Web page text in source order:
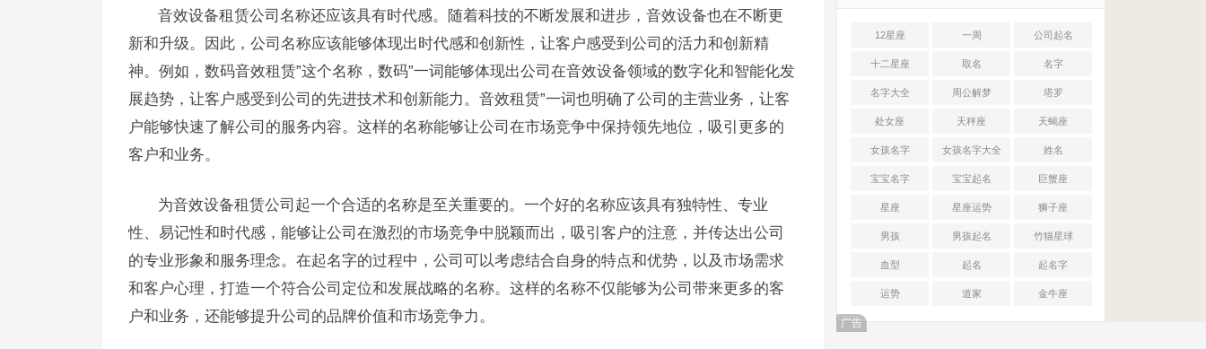
音效设备租赁公司名称还应该具有时代感。随着科技的不断发展和进步，音效设备也在不断更
新和升级。因此，公司名称应该能够体现出时代感和创新性，让客户感受到公司的活力和创新精
神。例如，数码音效租赁”这个名称，数码”一词能够体现出公司在音效设备领域的数字化和智能化发
展趋势，让客户感受到公司的先进技术和创新能力。音效租赁”一词也明确了公司的主营业务，让客
户能够快速了解公司的服务内容。这样的名称能够让公司在市场竞争中保持领先地位，吸引更多的
客户和业务。
为音效设备租赁公司起一个合适的名称是至关重要的。一个好的名称应该具有独特性、专业
性、易记性和时代感，能够让公司在激烈的市场竞争中脱颖而出，吸引客户的注意，并传达出公司
的专业形象和服务理念。在起名字的过程中，公司可以考虑结合自身的特点和优势，以及市场需求
和客户心理，打造一个符合公司定位和发展战略的名称。这样的名称不仅能够为公司带来更多的客
户和业务，还能够提升公司的品牌价值和市场竞争力。
12星座 一周 公司起名
十二星座 取名 名字
名字大全 周公解梦 塔罗
处女座 天秤座 天蝎座
女孩名字 女孩名字大全 姓名
宝宝名字 宝宝起名 巨蟹座
星座 星座运势 狮子座
男孩 男孩起名 竹猫星球
血型 起名 起名字
运势 道家 金牛座
广告